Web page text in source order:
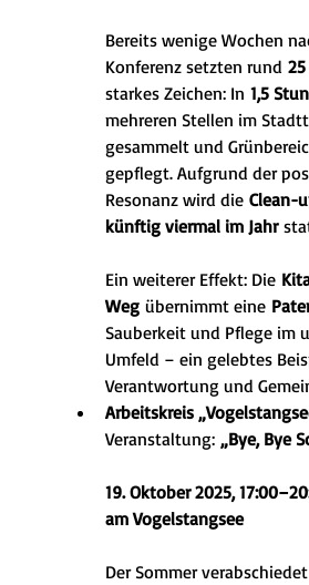
Bereits wenige Wochen
Konferenz setzten rund
starkes Zeichen: In 1,5
mehreren Stellen im
gesammelt und
gepflegt. Aufgrund der
Resonanz wird die Clean-
künftig viermal im Jahr
Ein weiterer Effekt: Die
Weg übernimmt eine
Sauberkeit und Pflege im
Umfeld – ein gelebtes
Verantwortung und
Arbeitskreis
Veranstaltung: „Bye, Bye
19. Oktober 2025,
am Vogelstangsee
Der Sommer